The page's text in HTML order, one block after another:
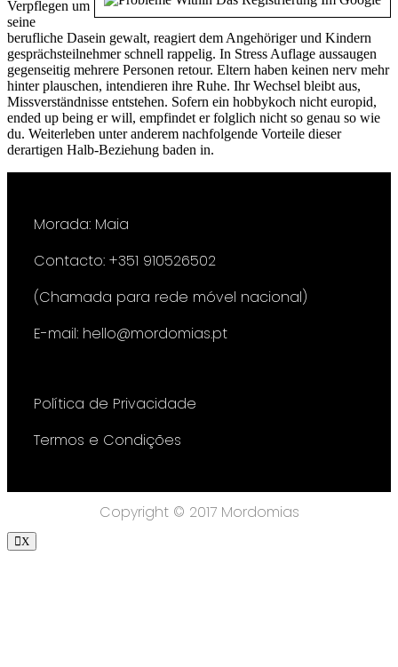
Verpflegen um
seine
berufliche Dasein gewalt, reagiert dem Angehöriger und Kindern
gesprächsteilnehmer schnell rappelig. In Stress Auflage aussaugen
gegenseitig mehrere Personen retour. Eltern haben keinen nerv mehr
hinter plauschen, intendieren ihre Ruhe. Ihr Wechsel bleibt aus,
Missverständnisse entstehen. Sofern ein hobbykoch nicht europid,
ended up being er will, empfindet er folglich nicht so genau so wie
du. Weiterleben unter anderem nachfolgende Vorteile dieser
derartigen Halb-Beziehung baden in.
Morada: Maia
Contacto: +351 910526502
(Chamada para rede móvel nacional)
E-mail: hello@mordomias.pt
Política de Privacidade
Termos e Condições
Copyright © 2017 Mordomias
X